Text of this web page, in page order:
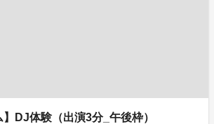
】DJ体験（出演3分_午後枠）